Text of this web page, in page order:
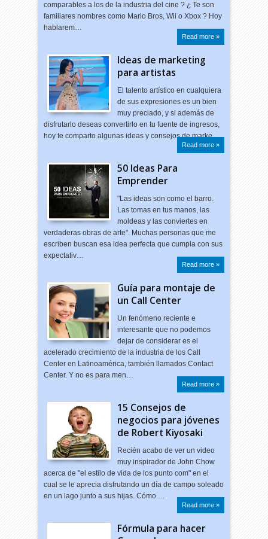
comparables a los de la industria del cine ? ¿ Te son
familiares nombres como Mario Bros, Wii o Xbox ? Hoy
hablarem…
Read more »
Ideas de marketing
para artistas
El talento artístico en cualquiera
de sus expresiones es un bien
muy preciado, y si además de
disfrutarlo deseas convertirlo en tu fuente de ingresos,
hoy te comparto algunas ideas y consejos de marke…
Read more »
50 Ideas Para
Emprender
"Las ideas son como el barro.
Las tomas en tus manos, las
moldeas y las conviertes en
verdaderas obras de arte". Muchas personas que me
escriben buscan esa idea perfecta que cumpla con sus
expectativ…
Read more »
Guía para montaje de
un Call Center
Un fenómeno reciente e
interesante que no podemos
dejar de considerar es el
acelerado crecimiento de la industria de los Call
Center en Latinoamérica, también llamados Contact
Center. Y no es para men…
Read more »
15 Consejos de
negocios para jóvenes
de Robert Kiyosaki
Recién acabo de ver un video
muy inspirador de John Chow
acerca de "el estilo de vida de los punto com" en el
cual se le aprecia disfrutando un día de campo soleado
en un lago junto a sus hijas. Cómo …
Read more »
Fórmula para hacer